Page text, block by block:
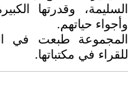
السليمة، وقدرتها
وأجواء حياتهم.
المجموعة طبعت في
للقراء في مكتباتها.